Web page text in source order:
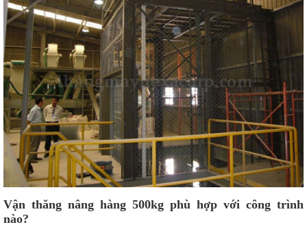
Vận thăng nâng hàng 500kg phù hợp với công trình
nào?